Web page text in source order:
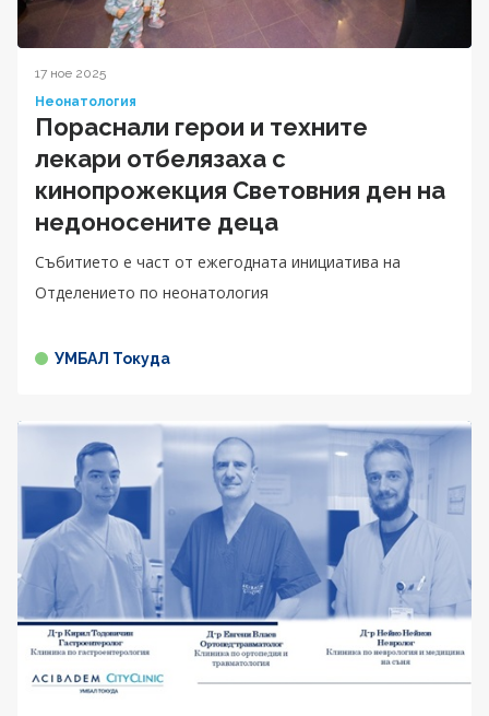
17 ное 2025
Неонатология
Пораснали герои и техните
лекари отбелязаха с
кинопрожекция Световния ден на
недоносените деца
Събитието е част от ежегодната инициатива на
Отделението по неонатология
УМБАЛ Токуда